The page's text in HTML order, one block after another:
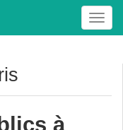
T
o
e
à